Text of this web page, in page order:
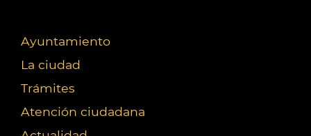
Ayuntamiento
La ciudad
Trámites
Atención ciudadana